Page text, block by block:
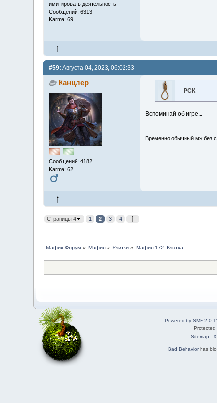
имитировать деятельность
Сообщений: 6313
Karma: 69
#59: Августа 04, 2023, 06:02:33
Канцлер
Сообщений: 4182
Karma: 62
РСК
Вспоминай об игре...
Временно обычный мж без
Страницы 4 1 2 3 4
Мафия Форум » Мафия » Улитки » Мафия 172: Клетка
Powered by SMF
Sitemap
Bad Behaviorhas